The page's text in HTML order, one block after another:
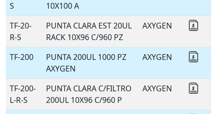
S
10X100 A
TF-20-
R-S
PUNTA CLARA EST 20UL
RACK 10X96 C/960 PZ
AXYGEN
TF-200
PUNTA 200UL 1000 PZ
AXYGEN
AXYGEN
TF-200-
L-R-S
PUNTA CLARA C/FILTRO
200UL 10X96 C/960 P
AXYGEN